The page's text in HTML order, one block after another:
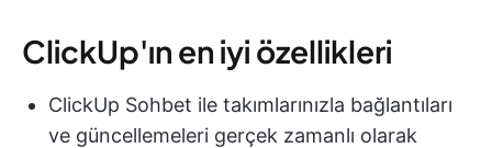
ClickUp'ın en iyi özellikleri
ClickUp Sohbet ile takımlarınızla bağlantıları
ve güncellemeleri gerçek zamanlı olarak